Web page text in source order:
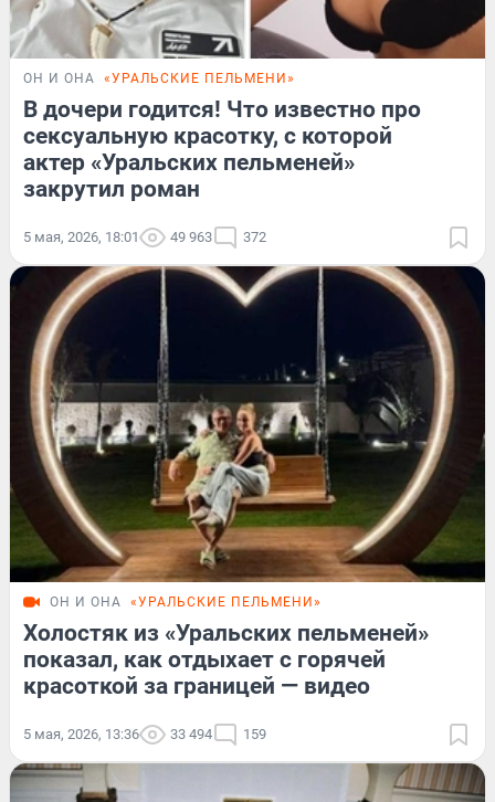
ОН И ОНА «УРАЛЬСКИЕ ПЕЛЬМЕНИ»
В дочери годится! Что известно про
сексуальную красотку, с которой
актер «Уральских пельменей»
закрутил роман
5 мая, 2026, 18:01 49 963 372
ОН И ОНА «УРАЛЬСКИЕ ПЕЛЬМЕНИ»
Холостяк из «Уральских пельменей»
показал, как отдыхает с горячей
красоткой за границей — видео
5 мая, 2026, 13:36 33 494 159